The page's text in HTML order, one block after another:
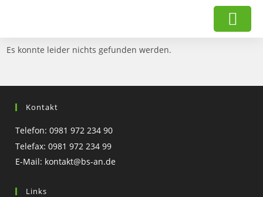
Es konnte leider nichts gefunden werden.
Kontakt
Telefon: 0981 972 234 90
Telefax: 0981 972 234 99
E-Mail: kontakt@bs-an.de
Links